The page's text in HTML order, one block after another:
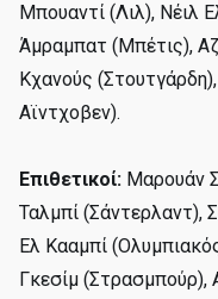
Μπουαντί (Λιλ), Νέιλ
Άμραμπατ (Μπέτις),
Κχανούς
Αϊντχοβεν).
Επιθετικοί: Μαρουάν
Ταλμπί (Σάντερλαντ),
Ελ Κααμπί
Γκεσίμ (Στρασμπούρ),